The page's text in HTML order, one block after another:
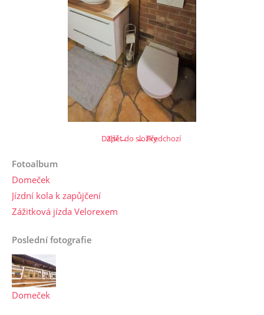
← Předchozí
Další →
Zpět do složky
Fotoalbum
Domeček
Jízdní kola k zapůjčení
Zážitková jízda Velorexem
Poslední fotografie
Domeček